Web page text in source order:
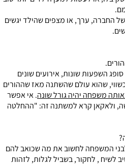
של החברה, ערך, או מצפים שהילד יגשים
השפעות שונות, אירועים שונים
שהוא עולם שהשתנה מאז שההורים
משפחה יהיה גורל שונה. אי אפשר
ולאקאן קרא למשתנה זה: "ההחלטה
המשפחה לחשוב את מה שכואב להם
לשיח , לחקור, בשביל לגלות, לזהות